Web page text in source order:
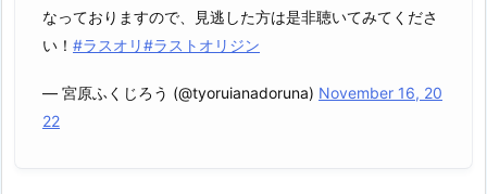
なっておりますので、見逃した方は是非聴いてみてくださ
い！ #ラスオリ#ラストオリジン
— 宮原ふくじろう (@tyoruianadoruna) November 16, 20
22